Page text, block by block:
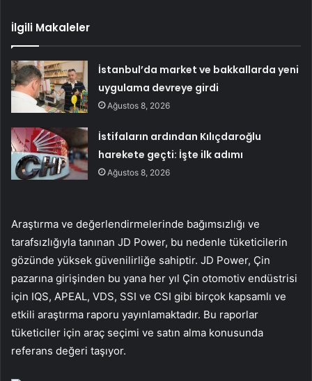
İlgili Makaleler
İstanbul’da market ve bakkallarda yeni
uygulama devreye girdi
Ağustos 8, 2026
İstifaların ardından Kılıçdaroğlu
harekete geçti: İşte ilk adımı
Ağustos 8, 2026
Araştırma ve değerlendirmelerinde bağımsızlığı ve
tarafsızlığıyla tanınan JD Power, bu nedenle tüketicilerin
gözünde yüksek güvenilirliğe sahiptir. JD Power, Çin
pazarına girişinden bu yana her yıl Çin otomotiv endüstrisi
için IQS, APEAL, VDS, SSI ve CSI gibi birçok kapsamlı ve
etkili araştırma raporu yayınlamaktadır. Bu raporlar
tüketiciler için araç seçimi ve satın alma konusunda
referans değeri taşıyor.